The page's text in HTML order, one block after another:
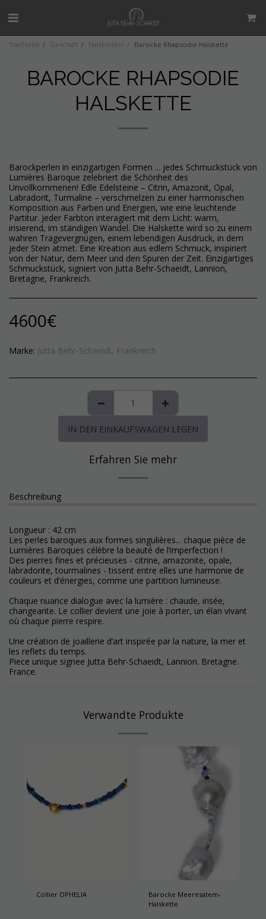
Startseite Geschäft Halsketten! Barocke Rhapsodie Halskette
BAROCKE RHAPSODIE
HALSKETTE
Barockperlen in einzigartigen Formen ... jedes Schmuckstück von
Lumières Baroque zelebriert die Schönheit des
Unvollkommenen! Edle Edelsteine ​​– Citrin, Amazonit, Opal,
Labradorit, Turmaline – verschmelzen zu einer harmonischen
Komposition aus Farben und Energien, wie eine leuchtende
Partitur. Jeder Farbton interagiert mit dem Licht: warm,
irisierend, im ständigen Wandel. Die Halskette wird so zu einem
wahren Tragevergnügen, einem lebendigen Ausdruck, in dem
jeder Stein atmet. Eine Kreation aus edlem Schmuck, inspiriert
von der Natur, dem Meer und den Spuren der Zeit. Einzigartiges
Schmuckstück, signiert von Jutta Behr-Schaeidt, Lannion,
Bretagne, Frankreich.
4600€
Marke: Jutta Behr-Schaeidt, Frankreich
IN DEN EINKAUFSWAGEN LEGEN
Erfahren Sie mehr
Beschreibung
Longueur : 42 cm
Les perles baroques aux formes singulières... chaque pièce de
Lumières Baroques célèbre la beauté de l’imperfection !
Des pierres fines et précieuses - citrine, amazonite, opale,
labradorite, tourmalines - tissent entre elles une harmonie de
couleurs et d’énergies, comme une partition lumineuse.
Chaque nuance dialogue avec la lumière : chaude, irisée,
changeante. Le collier devient une joie à porter, un élan vivant
où chaque pierre respire.
Une création de joaillerie d’art inspirée par la nature, la mer et
les reflets du temps.
Piece unique signee Jutta Behr-Schaeidt, Lannion. Bretagne.
France.
Verwandte Produkte
Collier OPHELIA
Barocke Meeresatem-
Halskette